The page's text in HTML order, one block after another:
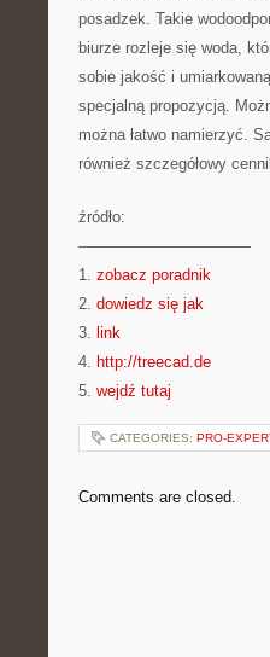
posadzek. Takie
biurze rozleje się woda,
sobie jakość i
specjalną propozycją.
można łatwo namierzyć.
również szczegółowy
źródło:
———————————
1. zobacz poradnik
2. dowiedz się jak
3. link
4. http://treecad.de
5. wejdź tutaj
CATEGORIES: PRO-
Comments are closed.